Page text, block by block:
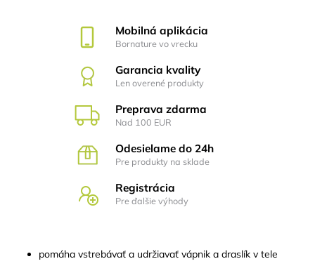
Mobilná aplikácia
Bornature vo vrecku
Garancia kvality
Len overené produkty
Preprava zdarma
Nad 100 EUR
Odesielame do 24h
Pre produkty na sklade
Registrácia
Pre ďalšie výhody
pomáha vstrebávať a udržiavať vápnik a draslík v tele